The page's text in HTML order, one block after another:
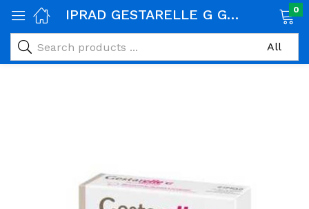
alimentaires)
IPRAD GESTARELLE G GROSSESSE, 30 CAPSULES 0